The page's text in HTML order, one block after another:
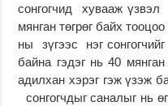
сонгогчид хувааж үзвэл
мянган төгрөг байх
ны зүгээс нэг
байна гэдэг нь 40
адилхан хэрэг гэж үзэж
сонгогчдыг саналыг нь